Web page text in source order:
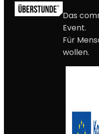
Das
Event.
Für
wollen.